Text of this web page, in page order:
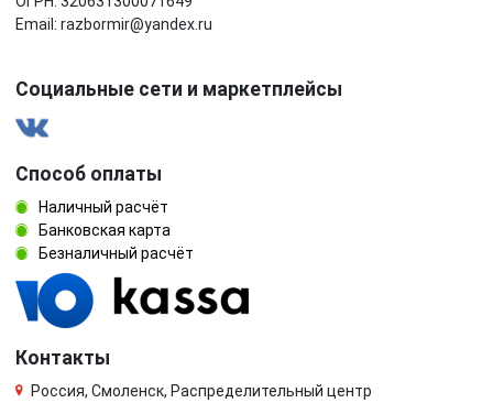
Email: razbormir@yandex.ru
Социальные сети и маркетплейсы
Способ оплаты
Наличный расчёт
Банковская карта
Безналичный расчёт
Контакты
Россия, Смоленск, Распределительный центр